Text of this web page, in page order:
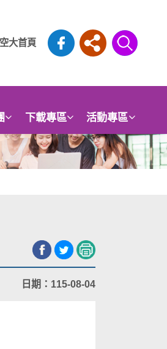
空大首頁
下載專區 活動專區
日期：115-08-04